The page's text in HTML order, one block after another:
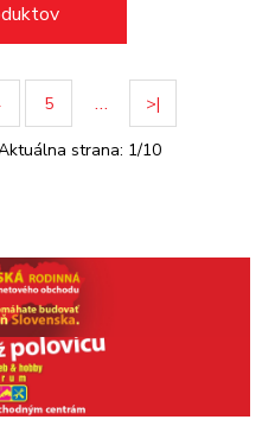
5 … >|
strana: 1/10